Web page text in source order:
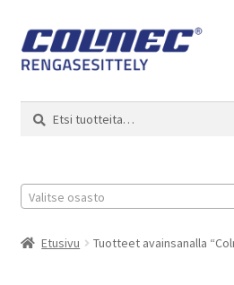
Skip
to
Skip
to
Colmec
0 tuotetta tarjouspyynnössä
Etsi:
Haku
Valitse osasto
Etusivu Tuotteet avainsanalla